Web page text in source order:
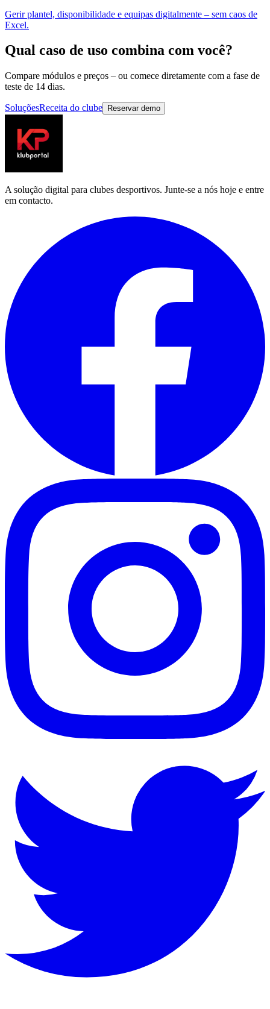
Gerir plantel, disponibilidade e equipas digitalmente – sem caos de
Excel.
Qual caso de uso combina com você?
Compare módulos e preços – ou comece diretamente com a fase de
teste de 14 dias.
SoluçõesReceita do clube Reservar demo
A solução digital para clubes desportivos. Junte-se a nós hoje e entre
em contacto.